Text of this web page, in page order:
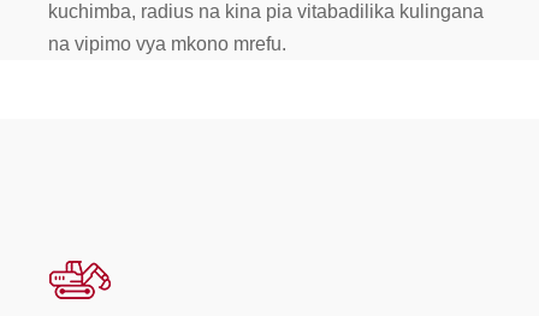
kuchimba, radius na kina pia vitabadilika kulingana
na vipimo vya mkono mrefu.